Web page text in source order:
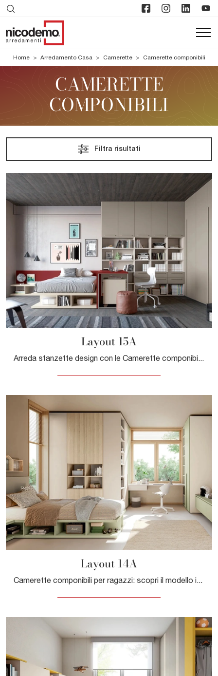
Home > Arredamento Casa > Camerette > Camerette componibili
CAMERETTE
COMPONIBILI
Filtra risultati
Layout 15A
Layout 14A